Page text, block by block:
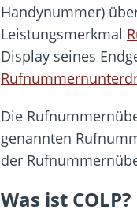
Handynummer)
Leistungsmerkmal
Display seines
Die
genannten
der
Was ist COLP?